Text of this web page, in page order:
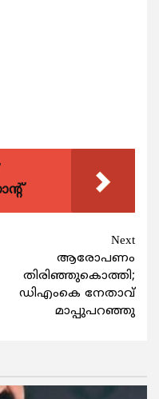
Next
ആരോപണം
തിരിഞ്ഞുകൊത്തി;
ഡിഎംകെ നേതാവ്
മാപ്പുപറഞ്ഞു